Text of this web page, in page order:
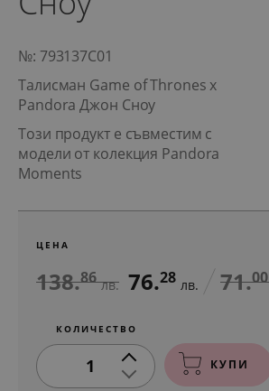
№: 793137C01
Талисман Game of Thrones x
Pandora Джон Сноу
Този продукт е съвместим с
модели от колекция Pandora
Moments
ЦЕНА
138.86 лв. 76.28 лв. 71.00
КОЛИЧЕСТВО
1 КУПИ